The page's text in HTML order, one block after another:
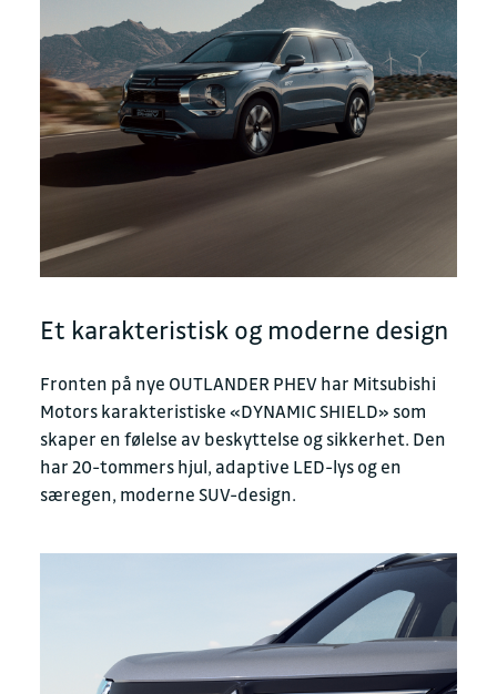
Et karakteristisk og moderne design
Fronten på nye OUTLANDER PHEV har Mitsubishi
Motors karakteristiske «DYNAMIC SHIELD» som
skaper en følelse av beskyttelse og sikkerhet. Den
har 20-tommers hjul, adaptive LED-lys og en
særegen, moderne SUV-design.